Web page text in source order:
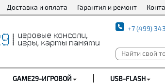
Доставка и оплата Гарантия и ремонт
+7 (499)
GAME29-ИГРОВОЙ USB-FLASH